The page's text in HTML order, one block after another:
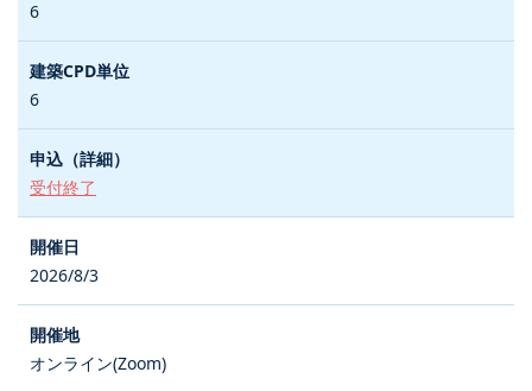
6
6
受付終了
2026/8/3
オンライン(Zoom)